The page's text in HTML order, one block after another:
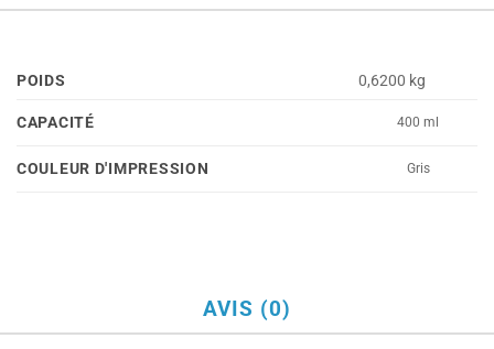
POIDS 0,6200 kg
CAPACITÉ 400 ml
COULEUR D'IMPRESSION Gris
AVIS (0)